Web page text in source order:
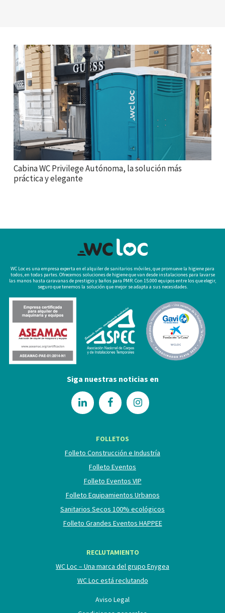
Cabina WC Privilege Autónoma, la solución más
práctica y elegante
WC Loc es una empresa experta en el alquiler de sanitarios móviles, que promueve la higiene para
todos, en todas partes. Ofrecemos soluciones de higiene que van desde instalaciones para lavarse
las manos hasta caravanas de prestigio y baños para PMR. Con 15.000 equipos entre los que elegir,
seguro que tenemos la solución que mejor se adapta a sus necesidades.
Siga nuestras noticias en
FOLLETOS
Folleto Construcción e Industría
Folleto Eventos
Folleto Eventos VIP
Folleto Equipamientos Urbanos
Sanitarios Secos 100% ecológicos
Folleto Grandes Eventos HAPPEE
RECLUTAMIENTO
WC Loc – Una marca del grupo Enygea
WC Loc está reclutando
Aviso Legal